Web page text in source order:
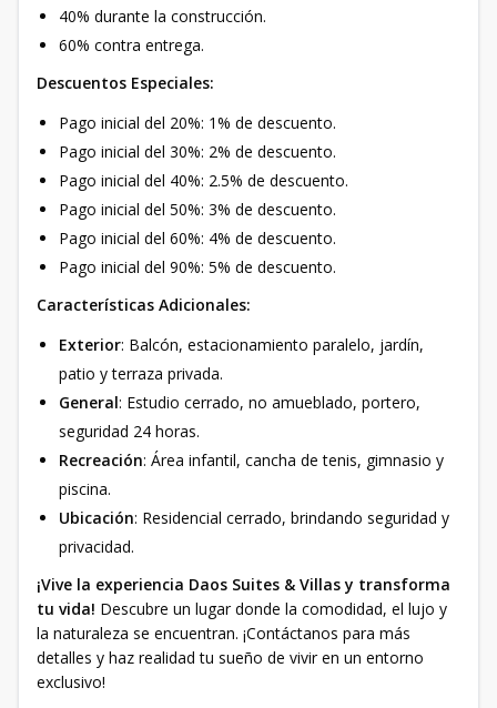
40% durante la construcción.
60% contra entrega.
Descuentos Especiales:
Pago inicial del 20%: 1% de descuento.
Pago inicial del 30%: 2% de descuento.
Pago inicial del 40%: 2.5% de descuento.
Pago inicial del 50%: 3% de descuento.
Pago inicial del 60%: 4% de descuento.
Pago inicial del 90%: 5% de descuento.
Características Adicionales:
Exterior: Balcón, estacionamiento paralelo, jardín,
patio y terraza privada.
General: Estudio cerrado, no amueblado, portero,
seguridad 24 horas.
Recreación: Área infantil, cancha de tenis, gimnasio y
piscina.
Ubicación: Residencial cerrado, brindando seguridad y
privacidad.
¡Vive la experiencia Daos Suites & Villas y transforma
tu vida! Descubre un lugar donde la comodidad, el lujo y
la naturaleza se encuentran. ¡Contáctanos para más
detalles y haz realidad tu sueño de vivir en un entorno
exclusivo!